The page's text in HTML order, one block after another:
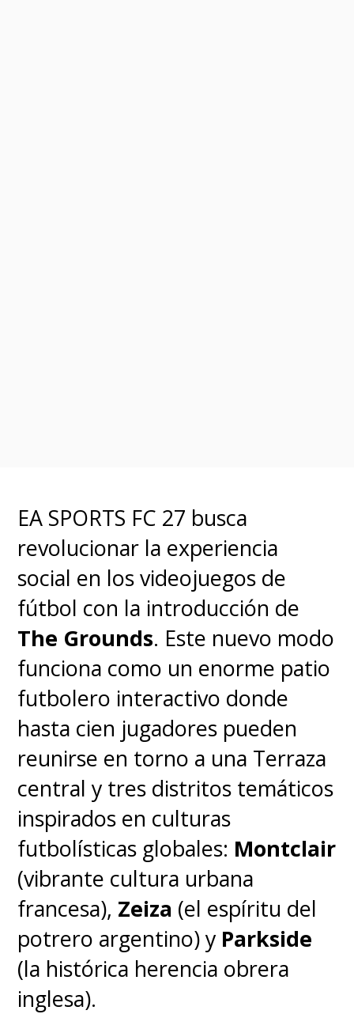
EA SPORTS FC 27 busca
revolucionar la experiencia
social en los videojuegos de
fútbol con la introducción de
The Grounds. Este nuevo modo
funciona como un enorme patio
futbolero interactivo donde
hasta cien jugadores pueden
reunirse en torno a una Terraza
central y tres distritos temáticos
inspirados en culturas
futbolísticas globales: Montclair
(vibrante cultura urbana
francesa), Zeiza (el espíritu del
potrero argentino) y Parkside
(la histórica herencia obrera
inglesa).